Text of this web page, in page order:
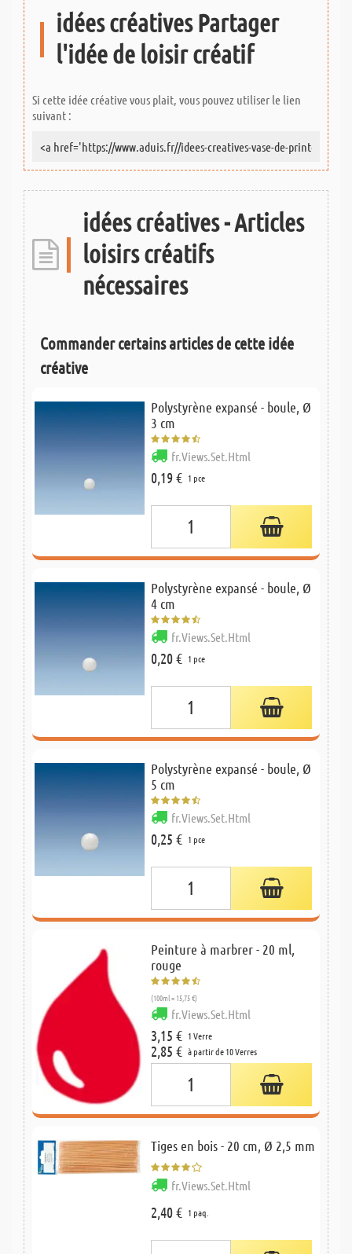
idées créatives Partager
l'idée de loisir créatif
Si cette idée créative vous plait, vous pouvez utiliser le lien
suivant :
idées créatives - Articles
loisirs créatifs
nécessaires
Commander certains articles de cette idée
créative
Polystyrène expansé - boule, Ø
3 cm
fr.Views.Set.Html
0,19 € 1 pce
Polystyrène expansé - boule, Ø
4 cm
fr.Views.Set.Html
0,20 € 1 pce
Polystyrène expansé - boule, Ø
5 cm
fr.Views.Set.Html
0,25 € 1 pce
Peinture à marbrer - 20 ml,
rouge
(100ml = 15,75 €)
fr.Views.Set.Html
3,15 € 1 Verre
2,85 € à partir de 10 Verres
Tiges en bois - 20 cm, Ø 2,5 mm
fr.Views.Set.Html
2,40 € 1 paq.